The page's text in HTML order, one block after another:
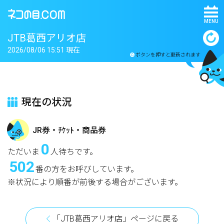
MENU
JTB葛西アリオ店
ボタンを押すと更新されます
2026/08/06 15:51 現在
現在の状況
JR券・ﾁｹｯﾄ・商品券
ただいま 0 人待ちです。
502番の方をお呼びしています。
※状況により順番が前後する場合がございます。
「JTB葛西アリオ店」ページに戻る